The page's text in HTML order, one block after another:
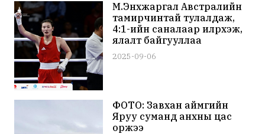
М.Энхжаргал Австралийн
тамирчинтай тулалдаж,
4:1-ийн саналаар илүүрхэж,
ялалт байгууллаа
2025-09-06
ФОТО: Завхан аймгийн
Яруу суманд анхны цас
оржээ